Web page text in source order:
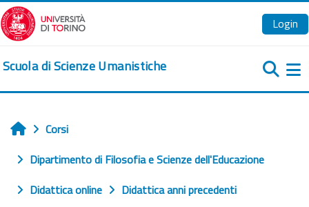
Vai al contenuto principale
Login
Scuola di Scienze Umanistiche
Home
Corsi
Dipartimento di Filosofia e Scienze dell'Educazione
Didattica online
Didattica anni precedenti